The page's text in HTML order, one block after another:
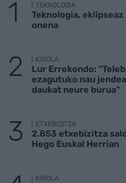
TEKNOLOGIA
Teknologia,
onena
KIROLA
Lur Errekondo:
ezagutuko nau
daukat neure burua"
ETXEBIZITZA
2.853 etxebizitza
Hego Euskal Herrian
KIROLA